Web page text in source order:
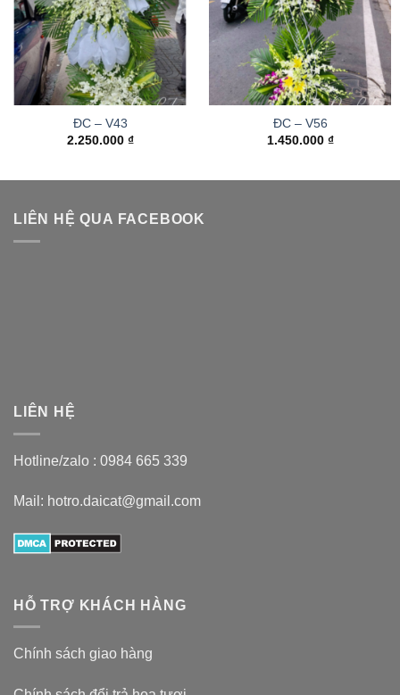
ĐC – V43
2.250.000 ₫
ĐC – V56
1.450.000 ₫
LIÊN HỆ QUA FACEBOOK
LIÊN HỆ
Hotline/zalo : 0984 665 339
Mail: hotro.daicat@gmail.com
HỖ TRỢ KHÁCH HÀNG
Chính sách giao hàng